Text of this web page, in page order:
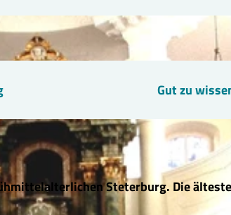
Gut zu
Steterburg. Die